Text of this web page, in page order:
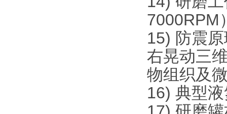
7000RPM
15) 防震
右晃动三
物组织及
16) 典型